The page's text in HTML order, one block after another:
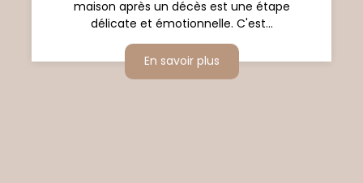
maison après un décès est une étape
délicate et émotionnelle. C'est...
En savoir plus